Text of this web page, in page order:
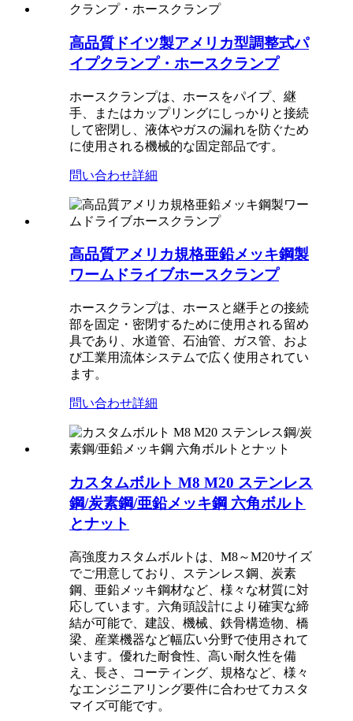
高品質ドイツ製アメリカ型調整式パ
イプクランプ・ホースクランプ
ホースクランプは、ホースをパイプ、継
手、またはカップリングにしっかりと接続
して密閉し、液体やガスの漏れを防ぐため
に使用される機械的な固定部品です。
問い合わせ詳細
高品質アメリカ規格亜鉛メッキ鋼製
ワームドライブホースクランプ
ホースクランプは、ホースと継手との接続
部を固定・密閉するために使用される留め
具であり、水道管、石油管、ガス管、およ
び工業用流体システムで広く使用されてい
ます。
問い合わせ詳細
カスタムボルト M8 M20 ステンレス
鋼/炭素鋼/亜鉛メッキ鋼 六角ボルト
とナット
高強度カスタムボルトは、M8～M20サイズ
でご用意しており、ステンレス鋼、炭素
鋼、亜鉛メッキ鋼材など、様々な材質に対
応しています。六角頭設計により確実な締
結が可能で、建設、機械、鉄骨構造物、橋
梁、産業機器など幅広い分野で使用されて
います。優れた耐食性、高い耐久性を備
え、長さ、コーティング、規格など、様々
なエンジニアリング要件に合わせてカスタ
マイズ可能です。